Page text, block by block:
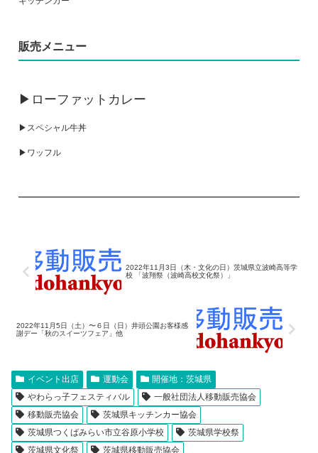
販売メニュー
▶ローファットカレー
▶スペシャル牛丼
▶ワッフル
2022年11月3日（木・文化の日）茨城県立波崎高等学
校 「波翔祭（波崎高校文化祭）」
2022年11月5日（土）〜６日（日）井頭公園お客様感
謝デー「秋のスイーツフェア」他
イベント出店 運動会
開催地：茨城県
やわらっ子フェスティバル
一般社団法人移動販売協会
移動販売協会
茨城県キッチンカー協会
茨城県つくばみらい市立谷原小学校
茨城県学校祭
茨城県文化祭
茨城県移動販売協会